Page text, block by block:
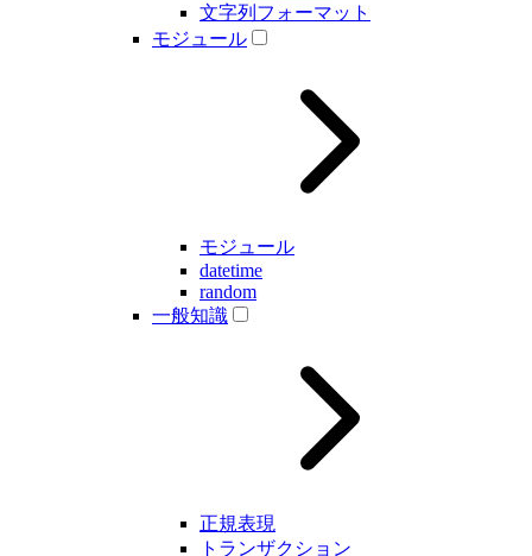
文字列フォーマット
モジュール
モジュール
datetime
random
一般知識
正規表現
トランザクション